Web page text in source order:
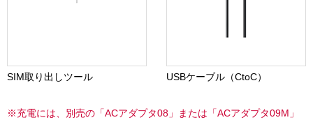
SIM取り出しツール USBケーブル（CtoC）
※充電には、別売の「ACアダプタ08」または「ACアダプタ09M」